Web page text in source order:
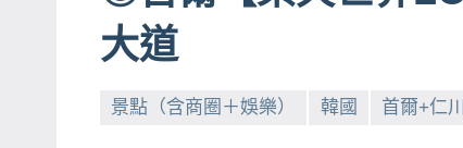
賓、
News
探
大道
景點（含商圈＋娛樂） 韓國 首爾+仁川